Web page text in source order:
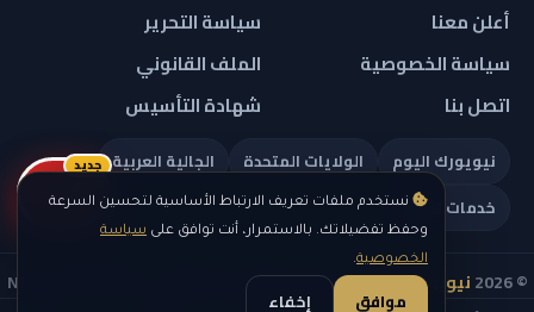
نستخدم ملفات تعريف الارتباط الأساسية لتحسين السرعة
وحفظ تفضيلاتك. بالاستمرار، أنت توافق على سياسة
الخصوصية.
موافق إخفاء
أعلن معنا
سياسة التحرير
سياسة الخصوصية
الملف القانوني
اتصل بنا
شهادة التأسيس
نيويورك اليوم الولايات المتحدة
الجالية العربية
خدمات تهمك
© 2026 نيويورك نيوز
— جميع الحقوق محفوظة — NEW YORK NEWS
ريلز
جديد